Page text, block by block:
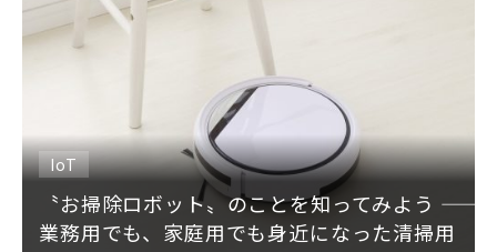
IoT
〝お掃除ロボット〟のことを知ってみよう ――
業務用でも、家庭用でも身近になった清掃用